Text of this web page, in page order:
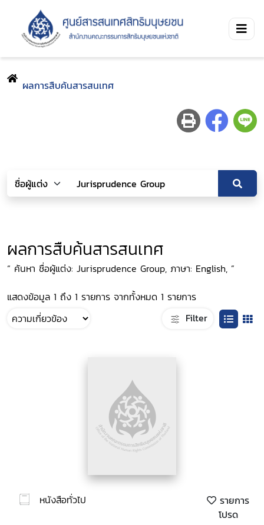
ผลการสืบค้นสารสนเทศ
ผลการสืบค้นสารสนเทศ
“ ค้นหา ชื่อผู้แต่ง: Jurisprudence Group, ภาษา: English, ”
แสดงข้อมูล 1 ถึง 1 รายการ จากทั้งหมด 1 รายการ
Filter
หนังสือทั่วไป
รายการ
โปรด